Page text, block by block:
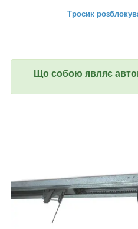
Тросик
Що собою являє